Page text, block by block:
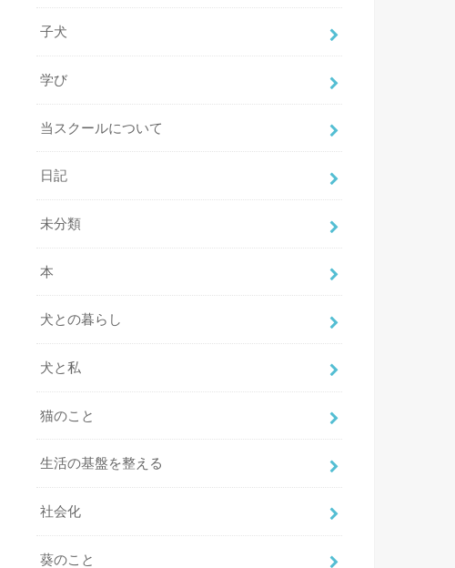
子犬
学び
当スクールについて
日記
未分類
本
犬との暮らし
犬と私
猫のこと
生活の基盤を整える
社会化
葵のこと